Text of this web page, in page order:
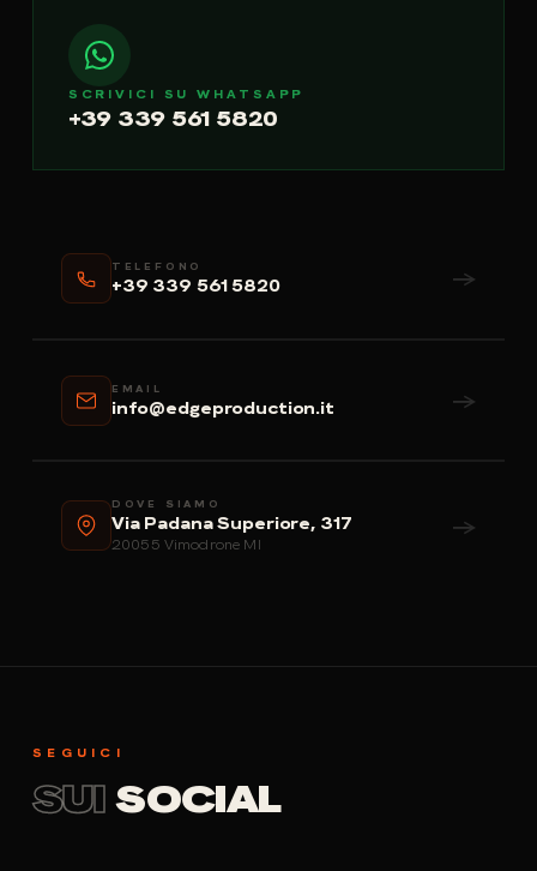
SCRIVICI SU WHATSAPP
+39 339 561 5820
TELEFONO
+39 339 561 5820 →
EMAIL
info@edgeproduction.it →
DOVE SIAMO
Via Padana Superiore, 317
20055 Vimodrone MI
→
SEGUICI
SUISOCIAL